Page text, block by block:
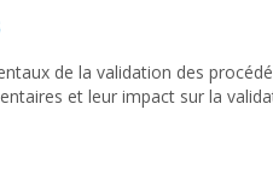
de la validation des
et leur impact sur la